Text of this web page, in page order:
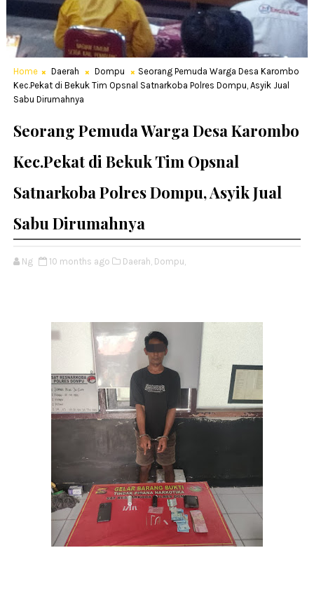
Home Daerah Dompu
Seorang Pemuda Warga Desa Karombo
Kec.Pekat di Bekuk Tim Opsnal Satnarkoba Polres Dompu, Asyik Jual
Sabu Dirumahnya
Seorang Pemuda Warga Desa Karombo
Kec.Pekat di Bekuk Tim Opsnal
Satnarkoba Polres Dompu, Asyik Jual
Sabu Dirumahnya
Ng 10 months ago Daerah, Dompu,